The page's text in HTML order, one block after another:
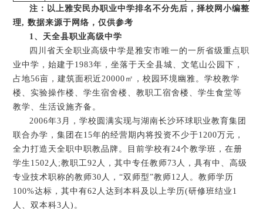
注：以上雅安民办职业中学排名不分先后，择校网小编整
理, 数据来源于网络，仅供参考
1、天全县职业高级中学
四川省天全职业高级中学是雅安市唯一的一所省级重点职
业中学，始建于1983年，坐落于天全县城、文笔山公园下，
占地56亩，建筑面积近20000㎡，校园环境幽雅。学校教学
楼、实验操作楼、学生宿舍楼、教职工宿舍楼、学生食堂等
教学、生活设施齐备。
2006年3月，学校圆满实现与湖南长沙环球职业教育集团
联合办学，集团在15年的经营期内将投资不少于1200万元，
全力打造天全职中职教品牌。目前学校有24个教学班，在册
学生1502人;教职工92人，其中专任教师73人，具有中、高级
专业技术职称的教师30人，“双师型”教师12人。教师学历
100%达标，其中有62人达到本科及以上学历(研修班结业1
人、双本科3人)。